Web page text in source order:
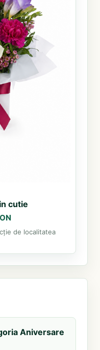
cutie
de localitatea
Aniversare